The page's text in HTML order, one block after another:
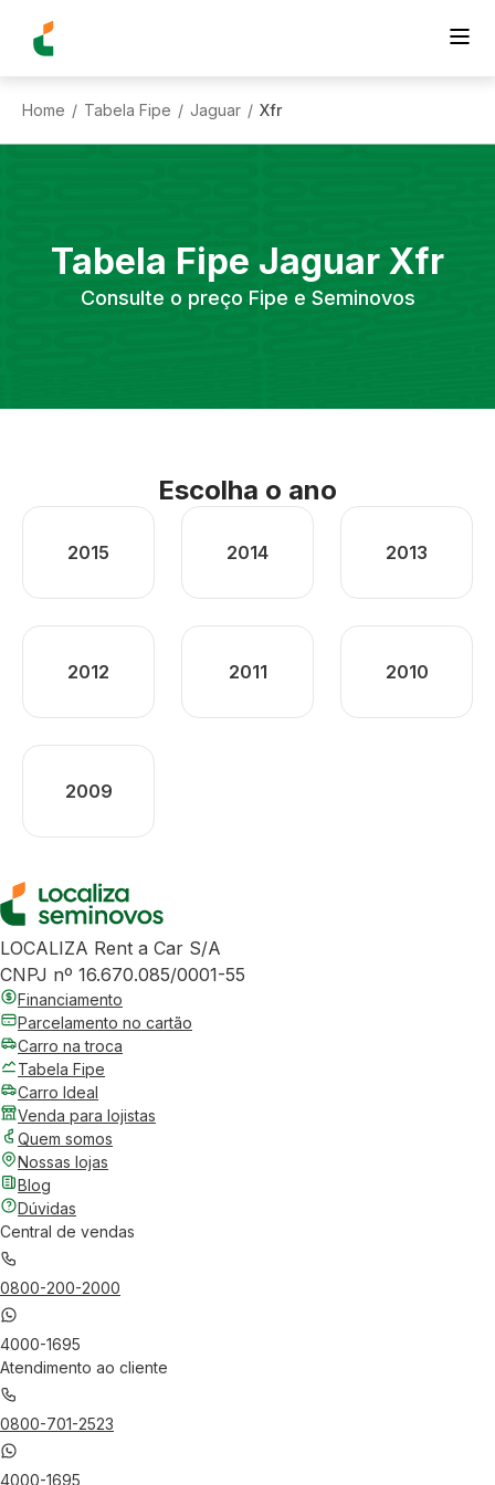
Home / Tabela Fipe / Jaguar / Xfr
Tabela Fipe Jaguar Xfr
Consulte o preço Fipe e Seminovos
Escolha o ano
2015 2014 2013
2012 2011 2010
2009
LOCALIZA Rent a Car S/A
CNPJ nº 16.670.085/0001-55
Financiamento
Parcelamento no cartão
Carro na troca
Tabela Fipe
Carro Ideal
Venda para lojistas
Quem somos
Nossas lojas
Blog
Dúvidas
Central de vendas
0800-200-2000
4000-1695
Atendimento ao cliente
0800-701-2523
4000-1695